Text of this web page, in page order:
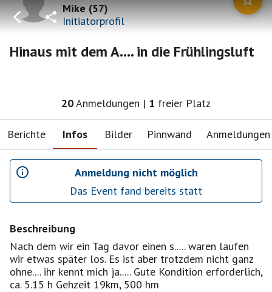
Mike(57)
Initiatorprofil
Hinaus mit dem A.... in die Frühlingsluft
20Anmeldungen | 1 freier Platz
Berichte Infos Bilder Pinnwand Anmeldungen
Anmeldung nicht möglich
Das Event fand bereits statt
Beschreibung
Nach dem wir ein Tag davor einen s..... waren laufen
wir etwas später los. Es ist aber trotzdem nicht ganz
ohne.... ihr kennt mich ja..... Gute Kondition erforderlich,
ca. 5.15 h Gehzeit 19km, 500 hm